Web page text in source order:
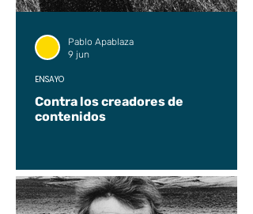
Contra los creadores de
contenidos
ENSAYO
Pablo Apablaza
9 jun